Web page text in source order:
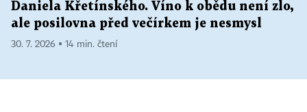
Daniela Křetínského. Víno k obědu není zlo,
ale posilovna před večírkem je nesmysl
30. 7. 2026 ▪ 14 min. čtení